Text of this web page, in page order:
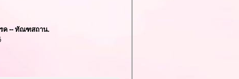
ค -- ทัณฑสถาน.